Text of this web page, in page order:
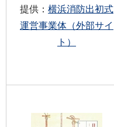
提供： 横浜消防出初式
運営事業体（外部サイ
ト）